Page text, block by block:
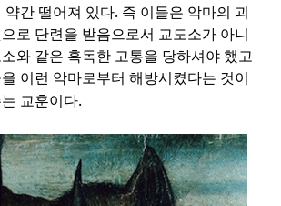
약간 떨어져 있다. 즉 이들은 악마의 괴
로 단련을 받음으로서 교도소가 아니
와 같은 혹독한 고통을 당하셔야 했고
이런 악마로부터 해방시켰다는 것이
교훈이다.